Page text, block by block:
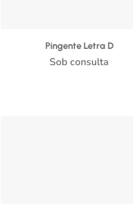
Pingente Letra D
Sob consulta